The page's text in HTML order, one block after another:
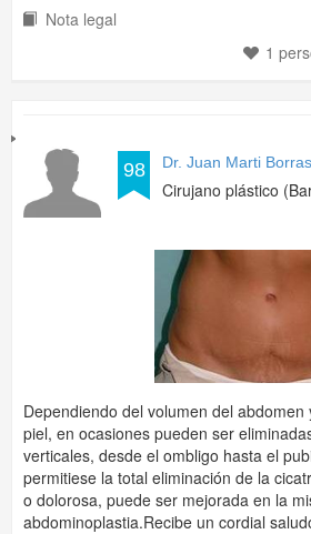
Nota legal
1
98 Dr. Juan Marti Borras
Cirujano plástico
Dependiendo del volumen del
piel, en ocasiones pueden ser
verticales, desde el ombligo hasta el
permitiese la total eliminación de la
o dolorosa, puede ser mejorada en la
abdominoplastia.Recibe un cordial